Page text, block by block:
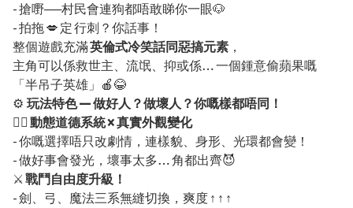
- 搶嘢──村民會連狗都唔敢睇你一眼🐶
- 拍拖 💋 定 行刺？你話事！
整個遊戲充滿英倫式冷笑話同惡搞元素 ，
主角可以係救世主、流氓、抑或係… 一個鍾意偷蘋果嘅
「半吊子英雄」🍎😂
⚙️ 玩法特色 — 做好人？做壞人？你嘅樣都唔同！
🧙‍♂️ 動態道德系統 × 真實外觀變化
- 你嘅選擇唔只改劇情，連樣貌、身形、光環都會變！
- 做好事會發光，壞事太多… 角都出齊😈
⚔️戰鬥自由度升級！
- 劍、弓、魔法三系無縫切換，爽度 ↑ ↑ ↑